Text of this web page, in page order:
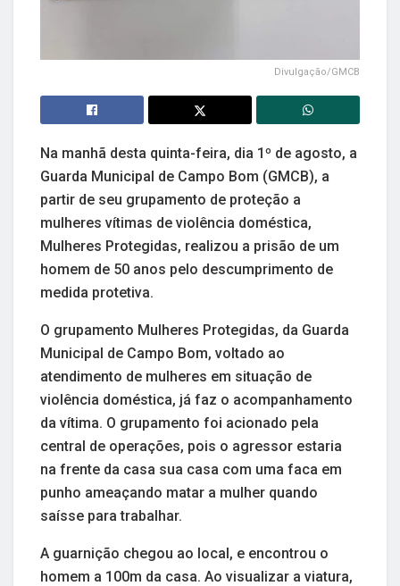
Divulgação/GMCB
Na manhã desta quinta-feira, dia 1º de agosto, a
Guarda Municipal de Campo Bom (GMCB), a
partir de seu grupamento de proteção a
mulheres vítimas de violência doméstica,
Mulheres Protegidas, realizou a prisão de um
homem de 50 anos pelo descumprimento de
medida protetiva.
O grupamento Mulheres Protegidas, da Guarda
Municipal de Campo Bom, voltado ao
atendimento de mulheres em situação de
violência doméstica, já faz o acompanhamento
da vítima. O grupamento foi acionado pela
central de operações, pois o agressor estaria
na frente da casa sua casa com uma faca em
punho ameaçando matar a mulher quando
saísse para trabalhar.
A guarnição chegou ao local, e encontrou o
homem a 100m da casa. Ao visualizar a viatura,